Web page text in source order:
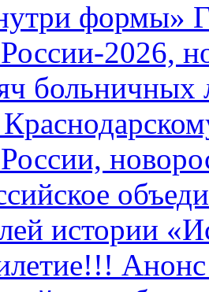
формы»
2026,
больничных
истории